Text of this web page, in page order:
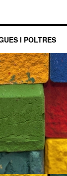
I POLTRES